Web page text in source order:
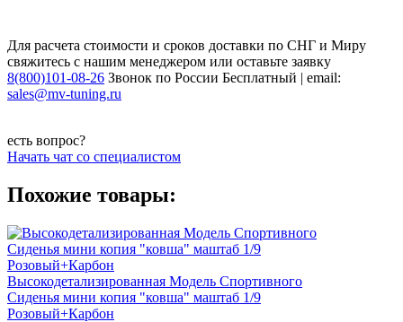
Для расчета стоимости и сроков доставки по СНГ и Миру
свяжитесь с нашим менеджером или оставьте заявку
8(800)101-08-26 Звонок по России Бесплатный | email:
sales@mv-tuning.ru
есть вопрос?
Начать чат со специалистом
Похожие товары:
Высокодетализированная Модель Спортивного
Сиденья мини копия "ковша" маштаб 1/9
Розовый+Карбон